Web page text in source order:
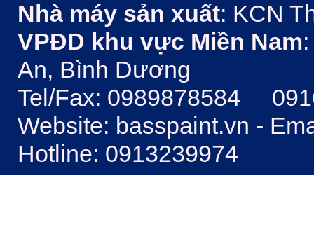
Nhà máy sản xuất: KCN
VPĐD khu vực Miền Nam
An, Bình Dương
Tel/Fax: 0989878584
Website: basspaint.vn -
Hotline: 0913239974